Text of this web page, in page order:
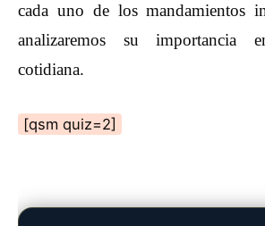
cada uno de los mandamientos
analizaremos su importancia
cotidiana.
[qsm quiz=2]